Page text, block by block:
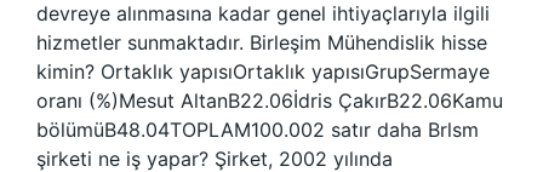
devreye alınmasına kadar genel ihtiyaçlarıyla ilgili
hizmetler sunmaktadır. Birleşim Mühendislik hisse
kimin? Ortaklık yapısıOrtaklık yapısıGrupSermaye
oranı (%)Mesut AltanB22.06İdris ÇakırB22.06Kamu
bölümüB48.04TOPLAM100.002 satır daha Brlsm
şirketi ne iş yapar? Şirket, 2002 yılında